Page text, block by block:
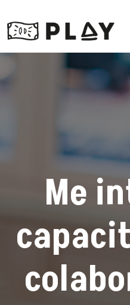
Me